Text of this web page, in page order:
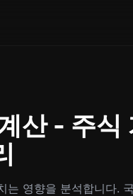
산 - 주식
영향을 분석합니다.